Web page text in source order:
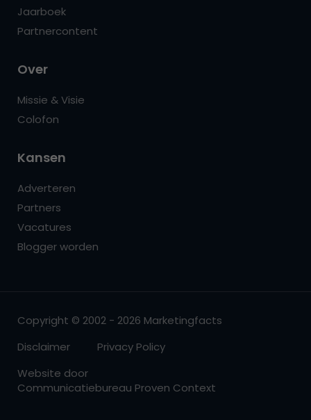
Jaarboek
Partnercontent
Over
Missie & Visie
Colofon
Kansen
Adverteren
Partners
Vacatures
Blogger worden
Copyright © 2002 - 2026 Marketingfacts
Disclaimer
Privacy Policy
Website door
Communicatiebureau Proven Context